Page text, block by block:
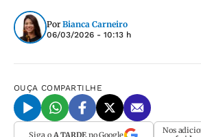
Por Bianca Carneiro
06/03/2026 - 10:13 h
OUÇA COMPARTILHE
Siga o A TARDEno Google Nos